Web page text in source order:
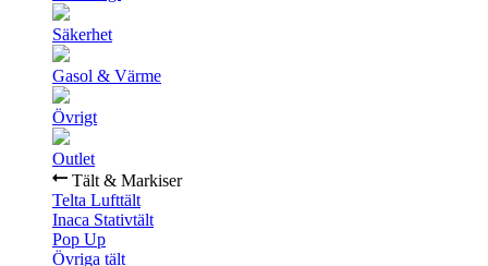
Säkerhet
Gasol & Värme
Övrigt
Outlet
Tält & Markiser
Telta Lufttält
Inaca Stativtält
Pop Up
Övriga tält